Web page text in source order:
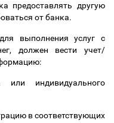
предоставлять другую
от банка.
выполнения услуг с
должен вести учет/
индивидуального
в соответствующих